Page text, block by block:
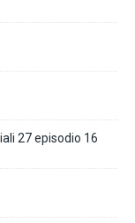
27 episodio 16